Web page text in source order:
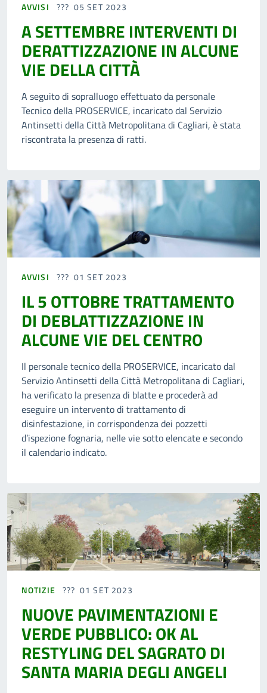
AVVISI 05 SET 2023
A SETTEMBRE INTERVENTI DI
DERATTIZZAZIONE IN ALCUNE
VIE DELLA CITTÀ
A seguito di sopralluogo effettuato da personale
Tecnico della PROSERVICE, incaricato dal Servizio
Antinsetti della Città Metropolitana di Cagliari, è stata
riscontrata la presenza di ratti.
AVVISI 01 SET 2023
IL 5 OTTOBRE TRATTAMENTO
DI DEBLATTIZZAZIONE IN
ALCUNE VIE DEL CENTRO
Il personale tecnico della PROSERVICE, incaricato dal
Servizio Antinsetti della Città Metropolitana di Cagliari,
ha verificato la presenza di blatte e procederà ad
eseguire un intervento di trattamento di
disinfestazione, in corrispondenza dei pozzetti
d’ispezione fognaria, nelle vie sotto elencate e secondo
il calendario indicato.
NOTIZIE 01 SET 2023
NUOVE PAVIMENTAZIONI E
VERDE PUBBLICO: OK AL
RESTYLING DEL SAGRATO DI
SANTA MARIA DEGLI ANGELI